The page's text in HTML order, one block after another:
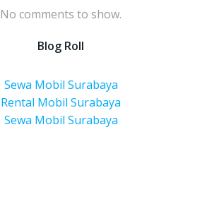
No comments to show.
Blog Roll
Sewa Mobil Surabaya
Rental Mobil Surabaya
Sewa Mobil Surabaya